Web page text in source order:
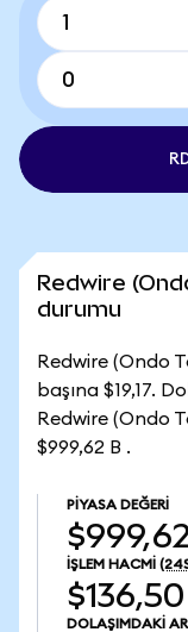
Redwire
durumu
Redwire (Ondo
başına $19,17.
Redwire (Ondo
$999,62 B .
PIYASA DEĞERI
İŞLEM HACMI
DOLAŞIMDAKI